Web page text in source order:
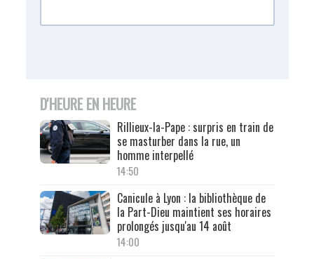
D'HEURE EN HEURE
Rillieux-la-Pape : surpris en train de
se masturber dans la rue, un
homme interpellé
14:50
Canicule à Lyon : la bibliothèque de
la Part-Dieu maintient ses horaires
prolongés jusqu'au 14 août
14:00